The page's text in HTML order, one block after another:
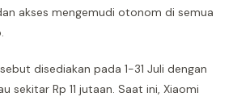
akses mengemudi otonom di semua
disediakan pada 1-31 Juli dengan
sekitar Rp 11 jutaan. Saat ini, Xiaomi